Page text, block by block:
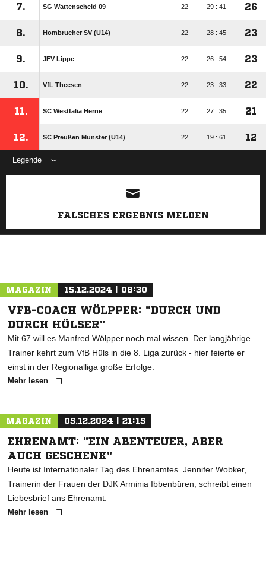
7. SG Wattenscheid 09 22 29 : 41 26
8. Hombrucher SV (U14) 22 28 : 45 23
9. JFV Lippe 22 26 : 54 23
10. VfL Theesen 22 23 : 33 22
11. SC Westfalia Herne 22 27 : 35 21
12. SC Preußen Münster (U14) 22 19 : 61 12
Legende
ANZEIGE
FALSCHES ERGEBNIS MELDEN
MAGAZIN 15.12.2024 | 08:30
VFB-COACH WÖLPPER: "DURCH UND
DURCH HÜLSER"
Mit 67 will es Manfred Wölpper noch mal wissen. Der langjährige
Trainer kehrt zum VfB Hüls in die 8. Liga zurück - hier feierte er
einst in der Regionalliga große Erfolge.
Mehr lesen
MAGAZIN 05.12.2024 | 21:15
EHRENAMT: "EIN ABENTEUER, ABER
AUCH GESCHENK"
Heute ist Internationaler Tag des Ehrenamtes. Jennifer Wobker,
Trainerin der Frauen der DJK Arminia Ibbenbüren, schreibt einen
Liebesbrief ans Ehrenamt.
Mehr lesen